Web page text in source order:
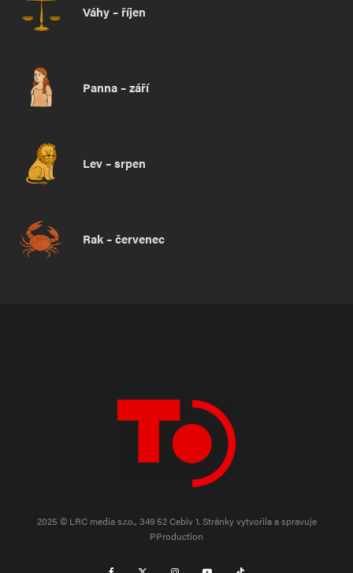
Váhy – říjen
Panna – září
Lev – srpen
Rak – červenec
2025 © LRC media s.r.o., 349 52 Cebiv 1.Stránky vytvořila a spravuje
PProduction